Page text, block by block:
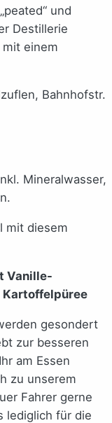
und
Destillerie
einem
Bahnhofstr.
Mineralwasser,
mit diesem
Vanille-
Kartoffelpüree
gesondert
zur besseren
am Essen
zu unserem
Fahrer gerne
lediglich für die